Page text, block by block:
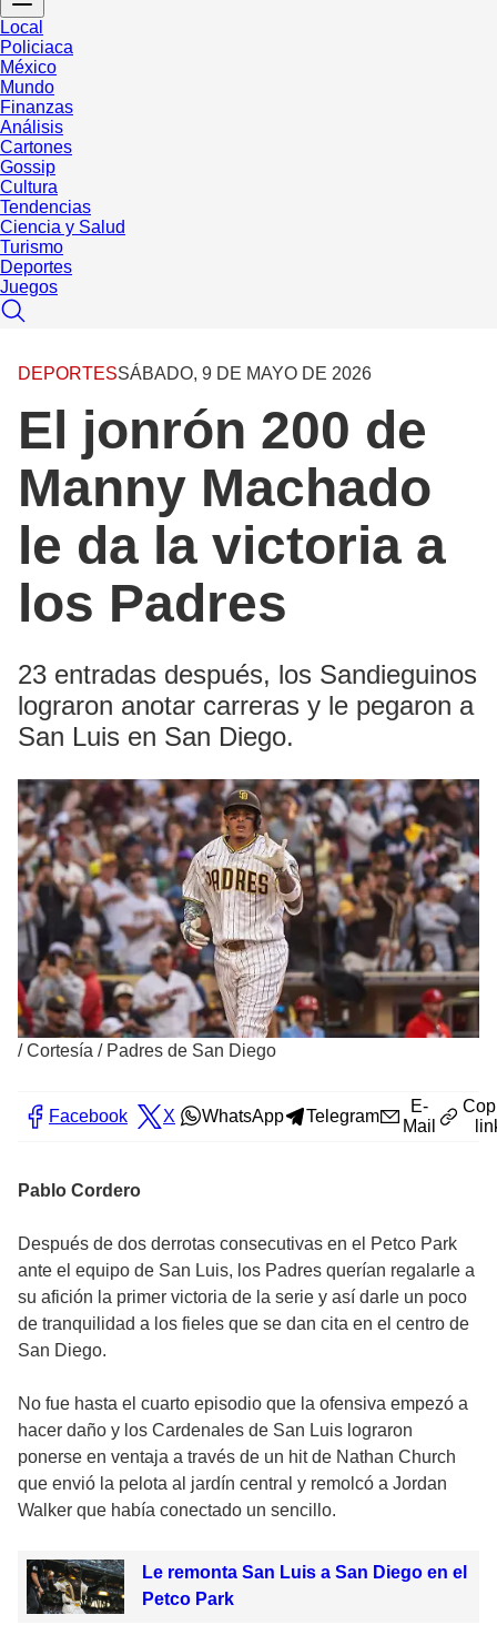
Local
Policiaca
México
Mundo
Finanzas
Análisis
Cartones
Gossip
Cultura
Tendencias
Ciencia y Salud
Turismo
Deportes
Juegos
DEPORTESSÁBADO, 9 DE MAYO DE 2026
El jonrón 200 de
Manny Machado
le da la victoria a
los Padres
23 entradas después, los Sandieguinos
lograron anotar carreras y le pegaron a
San Luis en San Diego.
/Cortesía / Padres de San Diego
Facebook X WhatsApp Telegram
E-
Mail
Pablo Cordero
Después de dos derrotas consecutivas en el Petco Park
ante el equipo de San Luis, los Padres querían regalarle a
su afición la primer victoria de la serie y así darle un poco
de tranquilidad a los fieles que se dan cita en el centro de
San Diego.
No fue hasta el cuarto episodio que la ofensiva empezó a
hacer daño y los Cardenales de San Luis lograron
ponerse en ventaja a través de un hit de Nathan Church
que envió la pelota al jardín central y remolcó a Jordan
Walker que había conectado un sencillo.
Le remonta San Luis a San Diego en el
Petco Park